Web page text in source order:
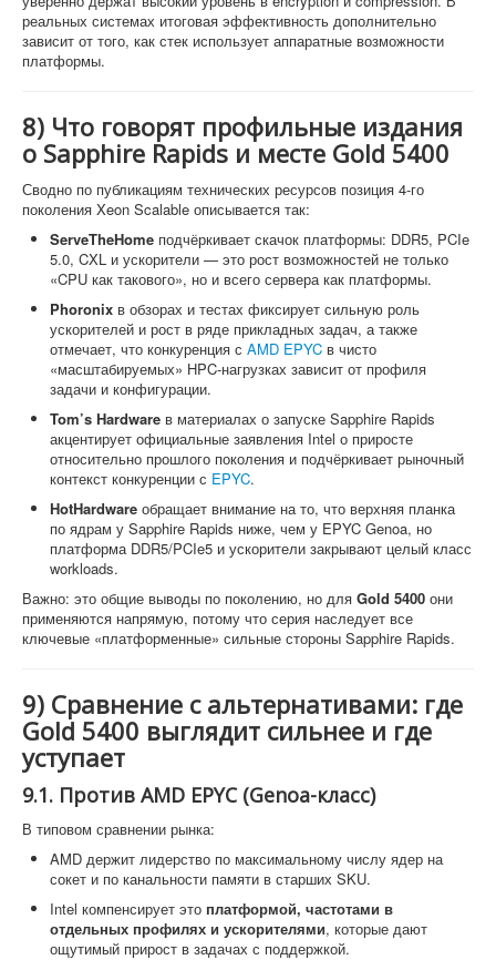
реальных системах итоговая эффективность дополнительно
зависит от того, как стек использует аппаратные возможности
платформы.
8) Что говорят профильные издания
о Sapphire Rapids и месте Gold 5400
Сводно по публикациям технических ресурсов позиция 4-го
поколения Xeon Scalable описывается так:
ServeTheHome подчёркивает скачок платформы: DDR5, PCIe
5.0, CXL и ускорители — это рост возможностей не только
«CPU как такового», но и всего сервера как платформы.
Phoronix в обзорах и тестах фиксирует сильную роль
ускорителей и рост в ряде прикладных задач, а также
отмечает, что конкуренция с AMD EPYC в чисто
«масштабируемых» HPC-нагрузках зависит от профиля
задачи и конфигурации.
Tom’s Hardware в материалах о запуске Sapphire Rapids
акцентирует официальные заявления Intel о приросте
относительно прошлого поколения и подчёркивает рыночный
контекст конкуренции с EPYC.
HotHardware обращает внимание на то, что верхняя планка
по ядрам у Sapphire Rapids ниже, чем у EPYC Genoa, но
платформа DDR5/PCIe5 и ускорители закрывают целый класс
workloads.
Важно: это общие выводы по поколению, но для Gold 5400 они
применяются напрямую, потому что серия наследует все
ключевые «платформенные» сильные стороны Sapphire Rapids.
9) Сравнение с альтернативами: где
Gold 5400 выглядит сильнее и где
уступает
9.1. Против AMD EPYC (Genoa-класс)
В типовом сравнении рынка:
AMD держит лидерство по максимальному числу ядер на
сокет и по канальности памяти в старших SKU.
Intel компенсирует это платформой, частотами в
отдельных профилях и ускорителями, которые дают
ощутимый прирост в задачах с поддержкой.